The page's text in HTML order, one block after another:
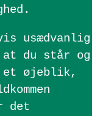
usædvanlig
at du står og
et øjeblik,
det